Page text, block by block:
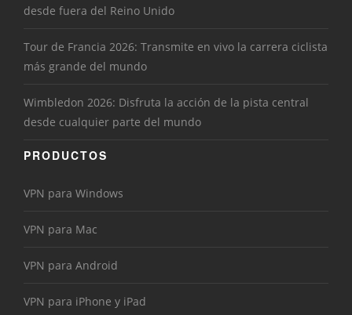
desde fuera del Reino Unido
Tour de Francia 2026: Transmite en vivo la carrera ciclista
más grande del mundo
Wimbledon 2026: Disfruta la acción de la pista central
desde cualquier parte del mundo
PRODUCTOS
VPN para Windows
VPN para Mac
VPN para Android
VPN para iPhone y iPad